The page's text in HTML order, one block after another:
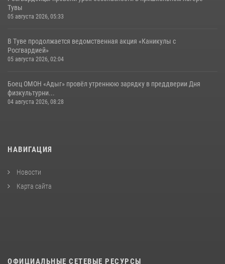
Тувы
05 августа 2026, 05:33
В Туве продолжается ведомственная акция «Каникулы с
Росгвардией»
05 августа 2026, 02:04
Боец ОМОН «Адыг» провёл утреннюю зарядку в преддверии Дня
физкультурни...
04 августа 2026, 08:28
НАВИГАЦИЯ
Новости
Карта сайта
ОФИЦИАЛЬНЫЕ СЕТЕВЫЕ РЕСУРСЫ